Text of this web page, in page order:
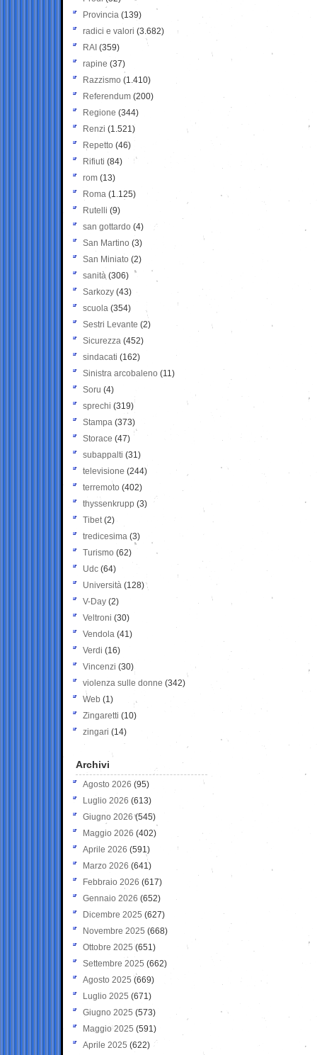
Provincia (139)
radici e valori (3.682)
RAI (359)
rapine (37)
Razzismo (1.410)
Referendum (200)
Regione (344)
Renzi (1.521)
Repetto (46)
Rifiuti (84)
rom (13)
Roma (1.125)
Rutelli (9)
san gottardo (4)
San Martino (3)
San Miniato (2)
sanità (306)
Sarkozy (43)
scuola (354)
Sestri Levante (2)
Sicurezza (452)
sindacati (162)
Sinistra arcobaleno (11)
Soru (4)
sprechi (319)
Stampa (373)
Storace (47)
subappalti (31)
televisione(244)
terremoto (402)
thyssenkrupp (3)
Tibet(2)
tredicesima (3)
Turismo (62)
Udc (64)
Università (128)
V-Day (2)
Veltroni (30)
Vendola (41)
Verdi (16)
Vincenzi (30)
violenza sulle donne (342)
Web (1)
Zingaretti (10)
zingari (14)
Archivi
Agosto 2026 (95)
Luglio 2026 (613)
Giugno 2026 (545)
Maggio 2026 (402)
Aprile 2026 (591)
Marzo 2026 (641)
Febbraio 2026 (617)
Gennaio 2026 (652)
Dicembre 2025 (627)
Novembre 2025 (668)
Ottobre 2025 (651)
Settembre 2025 (662)
Agosto 2025 (669)
Luglio 2025 (671)
Giugno 2025 (573)
Maggio 2025 (591)
Aprile 2025 (622)